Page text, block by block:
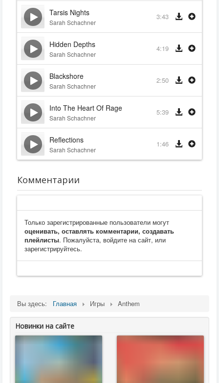
Tarsis Nights
Sarah Schachner
3:43
Hidden Depths
Sarah Schachner
4:19
Blackshore
Sarah Schachner
2:50
Into The Heart Of Rage
Sarah Schachner
5:39
Reflections
Sarah Schachner
1:46
Комментарии
Только зарегистрированные пользователи могут
оценивать, оставлять комментарии, создавать
плейлисты. Пожалуйста, войдите на сайт, или
зарегистрируйтесь.
Вы здесь: Главная Игры Anthem
Новинки на сайте